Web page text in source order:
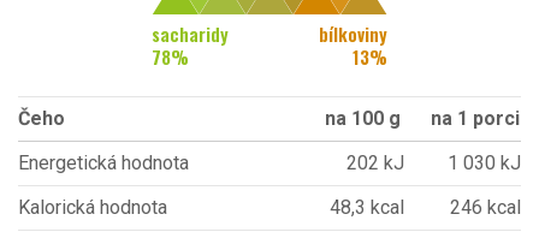
sacharidy
78%
bílkoviny
13%
Čeho na 100 g
na 1 porci
Energetická hodnota
202 kJ
1 030 kJ
Kalorická hodnota
48,3 kcal
246 kcal